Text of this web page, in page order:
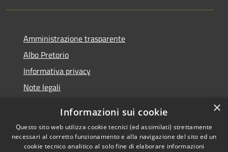
Amministrazione trasparente
Albo Pretorio
Informativa privacy
Note legali
Whisteblowing
×
Informazioni sui cookie
Questo sito web utilizza cookie tecnici (ed assimilati) strettamente
necessari al corretto funzionamento e alla navigazione del sito ed un
cookie tecnico analitico al solo fine di elaborare informazioni